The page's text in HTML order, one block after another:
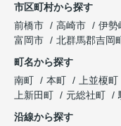
市区町村から探す
前橋市
高崎市 伊勢
富岡市
北群馬郡吉岡
町名から探す
南町
本町 上並榎町
上新田町
元総社町
沿線から探す